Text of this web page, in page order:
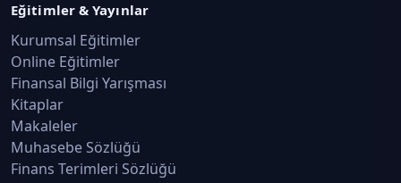
Eğitimler & Yayınlar
Kurumsal Eğitimler
Online Eğitimler
Finansal Bilgi Yarışması
Kitaplar
Makaleler
Muhasebe Sözlüğü
Finans Terimleri Sözlüğü